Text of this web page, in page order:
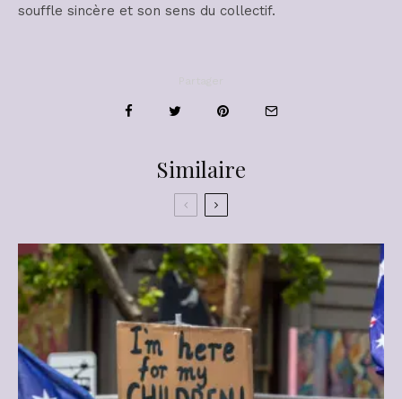
souffle sincère et son sens du collectif.
Similaire